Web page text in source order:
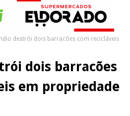
destrói dois barracões com recicláveis
dois barracões
em propriedade